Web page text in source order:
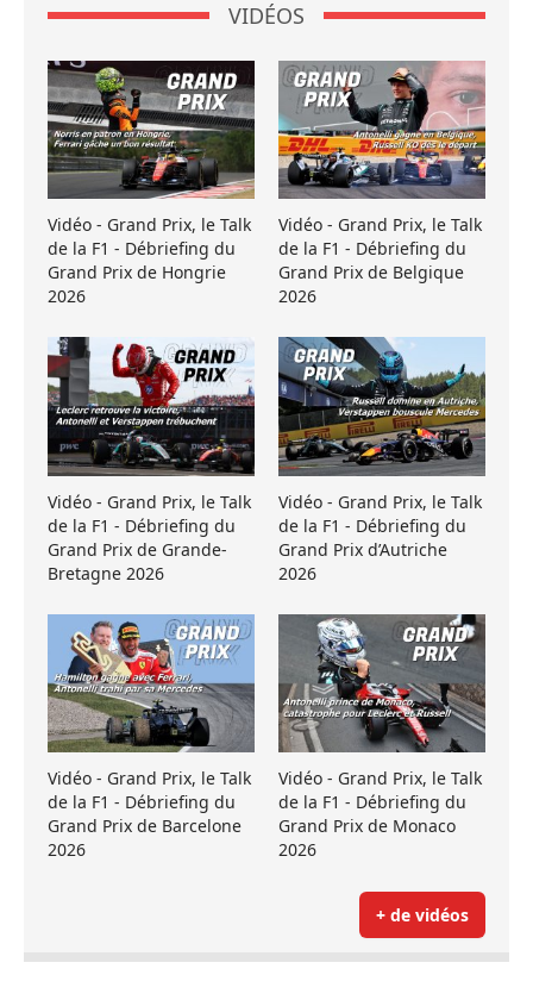
VIDÉOS
Vidéo - Grand Prix, le Talk
de la F1 - Débriefing du
Grand Prix de Hongrie
2026
Vidéo - Grand Prix, le Talk
de la F1 - Débriefing du
Grand Prix de Belgique
2026
Vidéo - Grand Prix, le Talk
de la F1 - Débriefing du
Grand Prix de Grande-
Bretagne 2026
Vidéo - Grand Prix, le Talk
de la F1 - Débriefing du
Grand Prix d’Autriche
2026
Vidéo - Grand Prix, le Talk
de la F1 - Débriefing du
Grand Prix de Barcelone
2026
Vidéo - Grand Prix, le Talk
de la F1 - Débriefing du
Grand Prix de Monaco
2026
+ de vidéos